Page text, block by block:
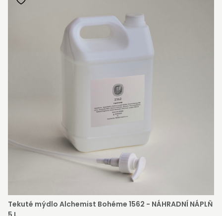
Tekuté mýdlo Alchemist Bohéme 1562 - NÁHRADNÍ NÁPLŇ
STAŇTE SE KLIENTEM
Stát se klientem velkoobchodu Bohéme Collection
je jednoduché, stačí podnikat a mít platné IČO.
Kromě snadnějšího procesu objednávek můžete